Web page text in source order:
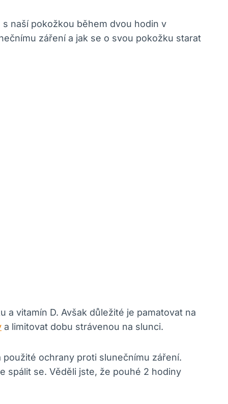
naší pokožkou během dvou hodin v
záření a jak se o svou pokožku starat
vitamín D. Avšak důležité je pamatovat na
a limitovat dobu strávenou na slunci.
ochrany proti slunečnímu záření.
spálit se. Věděli jste, že pouhé 2 hodiny